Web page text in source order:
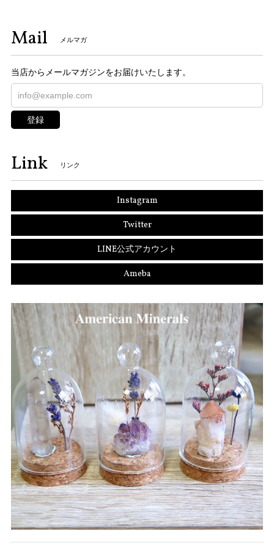
Mail メルマガ
当店からメールマガジンをお届けいたします。
登録
Link リンク
Instagram
Twitter
LINE公式アカウント
Ameba